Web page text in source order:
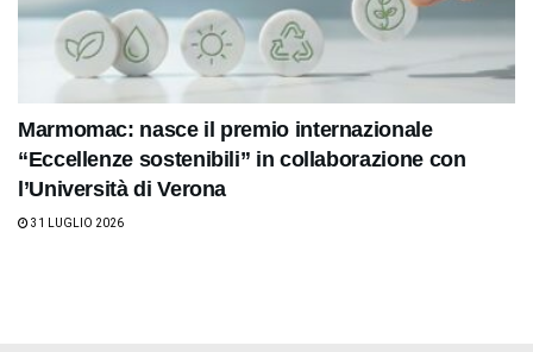
Marmomac: nasce il premio internazionale
“Eccellenze sostenibili” in collaborazione con
l’Università di Verona
31 LUGLIO 2026